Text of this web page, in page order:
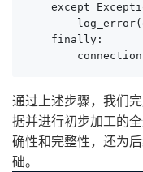
except
    finally:
通过上述步骤，我们
据并进行初步加工的
确性和完整性，还为
础。